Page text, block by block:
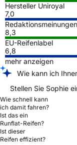
Hersteller Uniroyal
7,0
Redaktionsmeinungen
8,3
EU-Reifenlabel
6,8
mehr anzeigen
Wie kann ich
Stellen Sie Sophie
Wie schnell kann
ich damit fahren?
Ist das ein
Runflat-Reifen?
Ist dieser
Reifen effizient?